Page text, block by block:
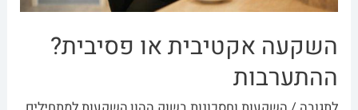
השקעה אקטיבית או פסיבית?
ההתערבות